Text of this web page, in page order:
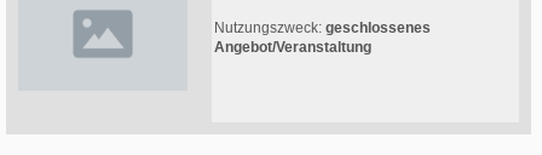
Nutzungszweck: geschlossenes
Angebot/Veranstaltung